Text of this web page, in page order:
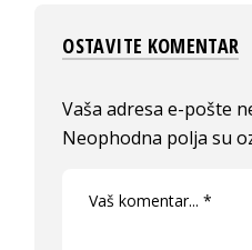
OSTAVITE KOMENTAR
Vaša adresa e-pošte
Neophodna polja su